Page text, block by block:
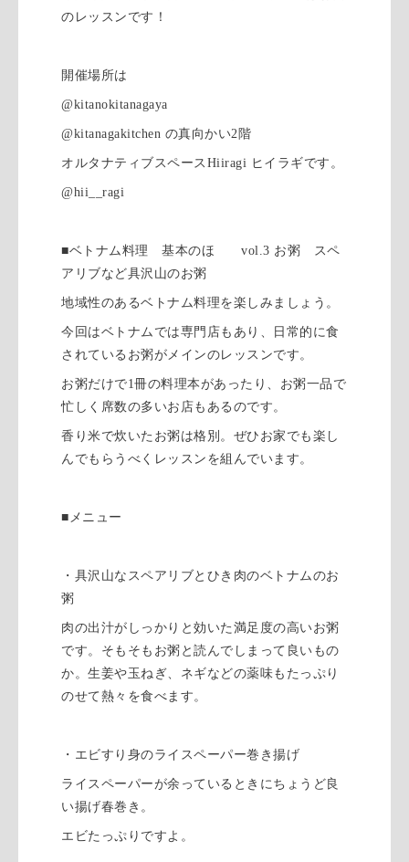
のレッスンです！
開催場所は
@kitanokitanagaya
@kitanagakitchen の真向かい2階
オルタナティブスペースHiiragi ヒイラギです。
@hii__ragi
■ベトナム料理 基本のほ vol.3 お粥 スペ
アリブなど具沢山のお粥
地域性のあるベトナム料理を楽しみましょう。
今回はベトナムでは専門店もあり、日常的に食
されているお粥がメインのレッスンです。
お粥だけで1冊の料理本があったり、お粥一品で
忙しく席数の多いお店もあるのです。
香り米で炊いたお粥は格別。ぜひお家でも楽し
んでもらうべくレッスンを組んでいます。
■メニュー
・具沢山なスペアリブとひき肉のベトナムのお
粥
肉の出汁がしっかりと効いた満足度の高いお粥
です。そもそもお粥と読んでしまって良いもの
か。生姜や玉ねぎ、ネギなどの薬味もたっぷり
のせて熱々を食べます。
・エビすり身のライスペーパー巻き揚げ
ライスペーパーが余っているときにちょうど良
い揚げ春巻き。
エビたっぷりですよ。